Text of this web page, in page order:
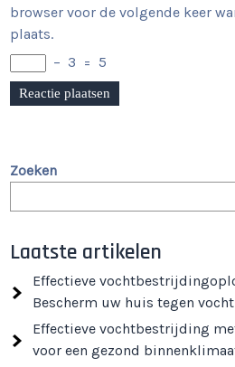
browser voor de volgende keer
plaats.
− 3 = 5
Zoeken
Laatste artikelen
Effectieve
Bescherm uw huis tegen
Effectieve vochtbestrijding
voor een gezond